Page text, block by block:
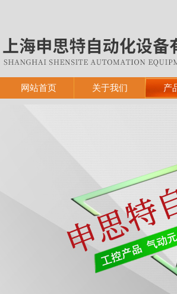
网站首页 关于我们 产